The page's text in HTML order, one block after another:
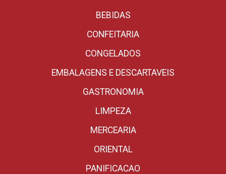
BEBIDAS
CONFEITARIA
CONGELADOS
EMBALAGENS E DESCARTAVEIS
GASTRONOMIA
LIMPEZA
MERCEARIA
ORIENTAL
PANIFICACAO